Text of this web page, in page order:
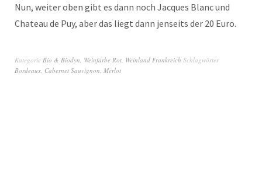
Nun, weiter oben gibt es dann noch Jacques Blanc und
Chateau de Puy, aber das liegt dann jenseits der 20 Euro.
Kategorie Bio & Biodyn Weinfarbe Rot Weinland Frankreich Schlagwörter
Bordeaux Cabernet Sauvignon Merlot